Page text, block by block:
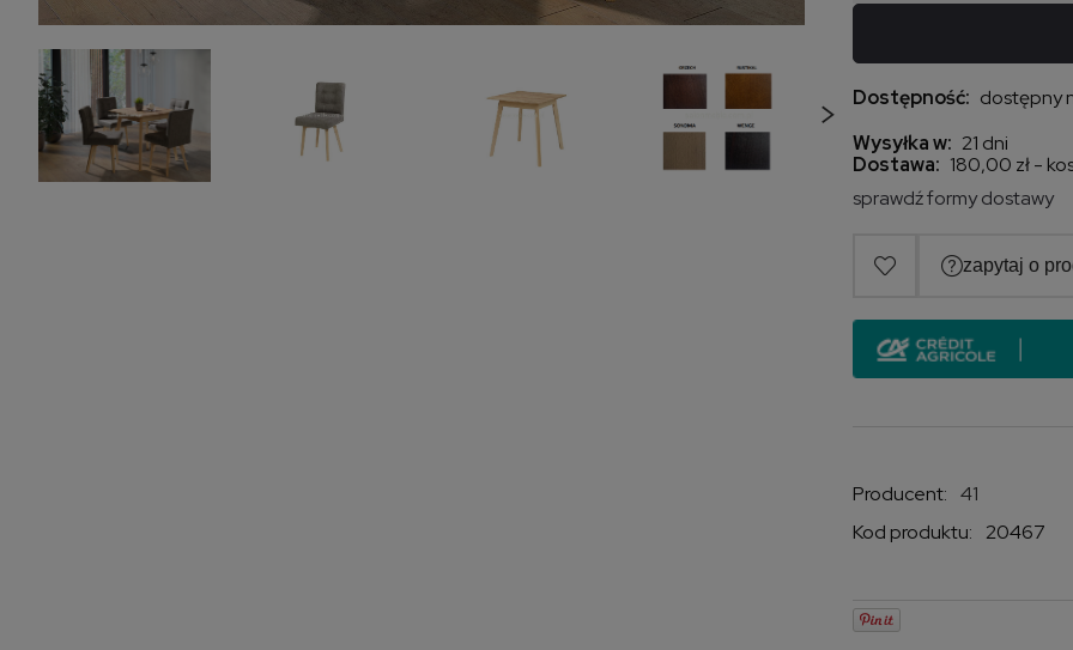
Dostępność: dostępny
Wysyłka w: 21 dni
Dostawa: 180,00 zł-
sprawdź formy dostawy
Producent: 41
Kod produktu:
20467